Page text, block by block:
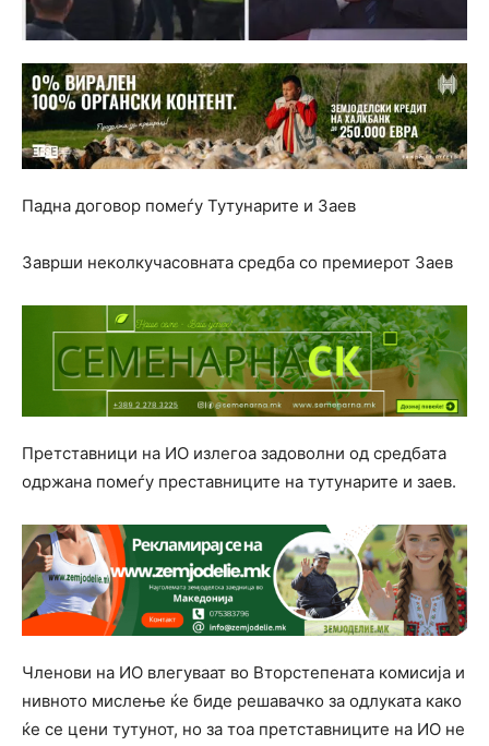
Падна договор помеѓу Тутунарите и Заев
Заврши неколкучасовната средба со премиерот Заев
Претставници на ИО излегоа задоволни од средбата
одржана помеѓу преставниците на тутунарите и заев.
Членови на ИО влегуваат во Вторстепената комисија и
нивното мислење ќе биде решавачко за одлуката како
ќе се цени тутунот, но за тоа претставниците на ИО не